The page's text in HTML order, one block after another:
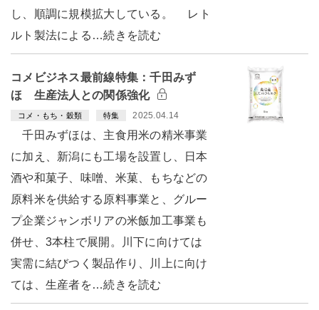
し、順調に規模拡大している。 レト
ルト製法による…続きを読む
コメビジネス最前線特集：千田みず
ほ 生産法人との関係強化
コメ・もち・穀類 特集 2025.04.14
千田みずほは、主食用米の精米事業
に加え、新潟にも工場を設置し、日本
酒や和菓子、味噌、米菓、もちなどの
原料米を供給する原料事業と、グルー
プ企業ジャンボリアの米飯加工事業も
併せ、3本柱で展開。川下に向けては
実需に結びつく製品作り、川上に向け
ては、生産者を…続きを読む